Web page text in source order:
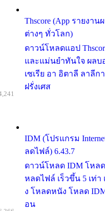
Thscore (App รายงา
ต่างๆ ทั่วโลก)
ดาวน์โหลดแอป
และแม่นยำทันใจ ผลบ
เซเรีย อา อิตาลี ลาลีก
ฝรั่งเศส
IDM (โปรแกรม
ลดไฟล์) 6.43.7
ดาวน์โหลด IDM โหลด
หลดไฟล์ เร็วขึ้น 5 เท่
ง โหลดหนัง โหลด
อน